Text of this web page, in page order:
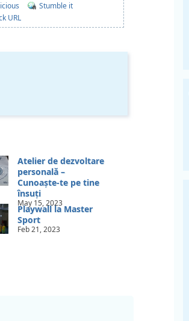
Stumble it
URL
Atelier de dezvoltare
personală –
Cunoaște-te pe tine
însuți
May 15, 2023
Playwall la Master
Sport
Feb 21, 2023